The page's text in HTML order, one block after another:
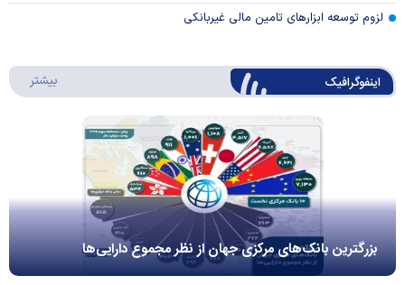
لزوم توسعه ابزارهای تامین مالی غیربانکی
اینفوگرافیک بیشتر
بزرگترین بانک‌های مرکزی جهان از نظر مجموع دارایی‌ها